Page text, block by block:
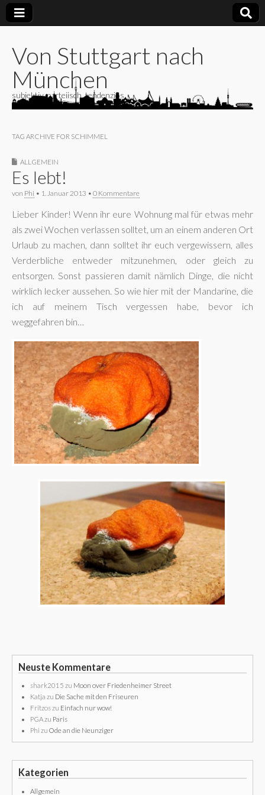
Von Stuttgart nach
München
subjektiv, parteiisch, tendenziös
TAG ARCHIVE FOR SCHIMMEL
ALLGEMEIN
Es lebt!
von Phi • 1. Januar 2013 • 0 Kommentare
Lieber Kinder! Wenn ihr eure Wohnung mal für etwas mehr
als zwei Wochen verlassen solltet, um an einem anderen Ort
Urlaub zu machen, dann solltet ihr euch vergewissern, alles
Verderbliche entweder mitzunehmen, oder gleich zu
entsorgen. Sonst passieren damit nämlich Dinge, die nicht
wirklich lecker aussehen. So wie hier mit der Mandarine, die
ich auf meinem Tisch vergessen habe, bevor ich
weggefahren bin…
Neuste Kommentare
shark2015 zu Moon over Friedenheimer Street
Katja zu Die Sache mit den Friseuren
Fritzoszu Einfach nur wow!
PGAzu Paris
Phi zu Ode an die Neunziger
Kategorien
Allgemein